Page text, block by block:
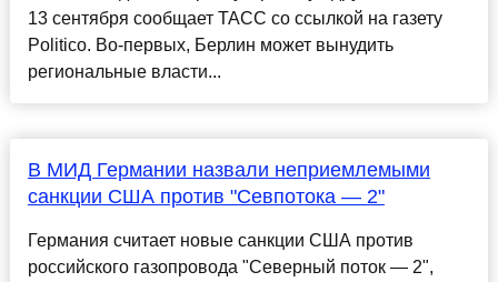
13 сентября сообщает ТАСС со ссылкой на газету
Politico. Во-первых, Берлин может вынудить
региональные власти...
В МИД Германии назвали неприемлемыми
санкции США против "Севпотока — 2"
Германия считает новые санкции США против
российского газопровода "Северный поток — 2",